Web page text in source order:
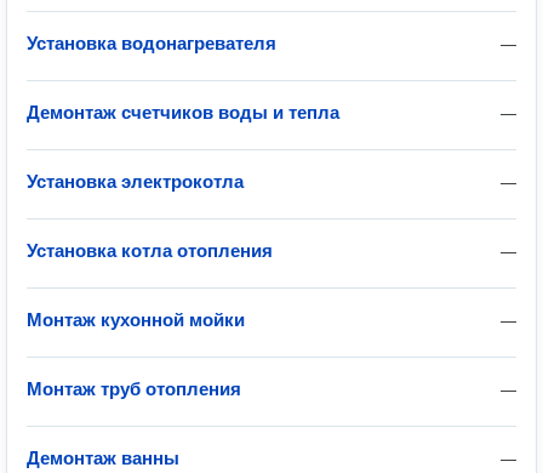
—
Установка водонагревателя
—
Демонтаж счетчиков воды и тепла
—
Установка электрокотла
—
Установка котла отопления
—
Монтаж кухонной мойки
—
Монтаж труб отопления
—
Демонтаж ванны